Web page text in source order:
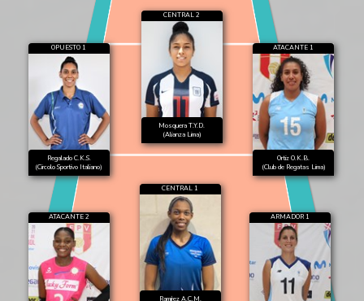
OPUESTO 1
Regalado C.K.S.
(Circolo Sportivo Italiano)
CENTRAL 2
Mosquera T.Y.D.
(Alianza Lima)
ATACANTE 1
Ortiz O.K.B.
(Club de Regatas Lima)
ATACANTE 2
CENTRAL 1
Ramírez A.C.M.
ARMADOR 1